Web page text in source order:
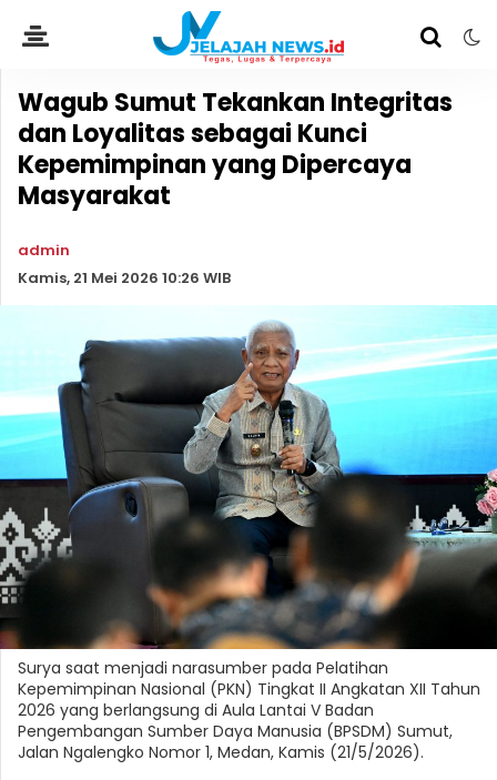
Wagub Sumut Tekankan Integritas
dan Loyalitas sebagai Kunci
Kepemimpinan yang Dipercaya
Masyarakat
admin
Kamis, 21 Mei 2026 10:26 WIB
Surya saat menjadi narasumber pada Pelatihan
Kepemimpinan Nasional (PKN) Tingkat II Angkatan XII Tahun
2026 yang berlangsung di Aula Lantai V Badan
Pengembangan Sumber Daya Manusia (BPSDM) Sumut,
Jalan Ngalengko Nomor 1, Medan, Kamis (21/5/2026).